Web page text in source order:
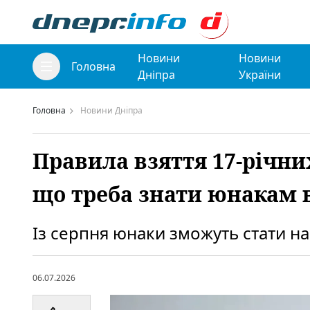
Головна
Новини
Дніпра
Новини
України
Головна Новини Дніпра
Правила взяття 17-
що треба знати юнакам
Із серпня юнаки зможуть стати
06.07.2026